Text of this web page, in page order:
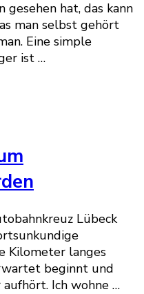
gesehen hat, das kann
man selbst gehört
Eine simple
ist …
Lübeck
Kilometer langes
beginnt und
Ich wohne …